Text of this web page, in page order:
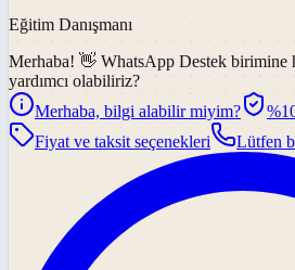
Eğitim Danışmanı
Merhaba! 👋 WhatsApp Destek birimine
yardımcı olabiliriz?
Merhaba, bilgi alabilir miyim?
Fiyat ve taksit seçenekleri
Lütfen